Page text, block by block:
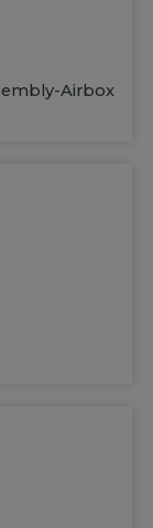
Airbox